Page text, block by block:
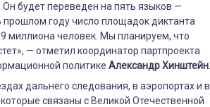
будет переведен на пять языков —
прошлом году число площадок диктанта
миллиона человек. Мы планируем, что
— отметил координатор партпроекта
политике Александр Хинштейн
дальнего следования, в аэропортах и в
связаны с Великой Отечественной